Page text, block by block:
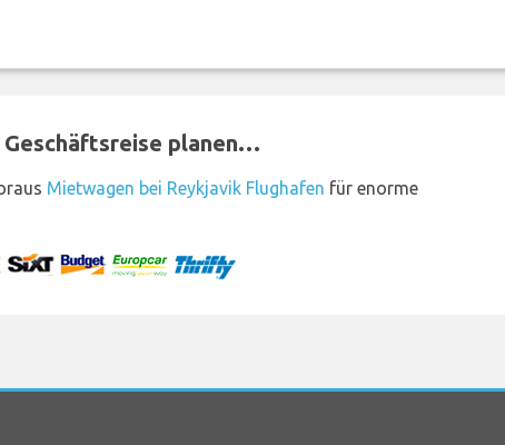
Geschäftsreise planen…
Mietwagen bei Reykjavik Flughafen für enorme